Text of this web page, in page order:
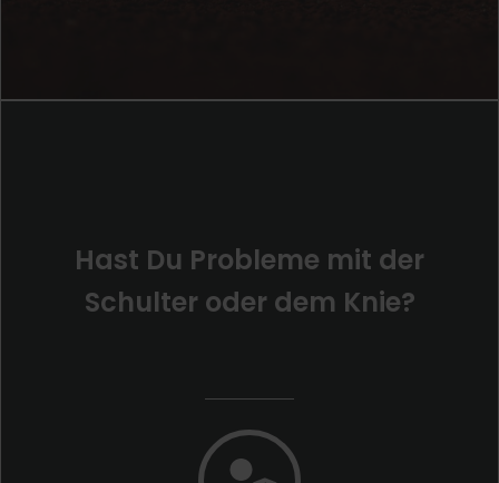
Hast Du Probleme mit der
Schulter oder dem Knie?